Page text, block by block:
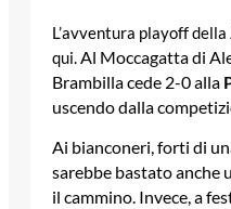
L’avventura playoff della
qui. Al Moccagatta di
Brambilla cede 2-0 alla
uscendo dalla
Ai bianconeri, forti di
sarebbe bastato anche
il cammino. Invece, a